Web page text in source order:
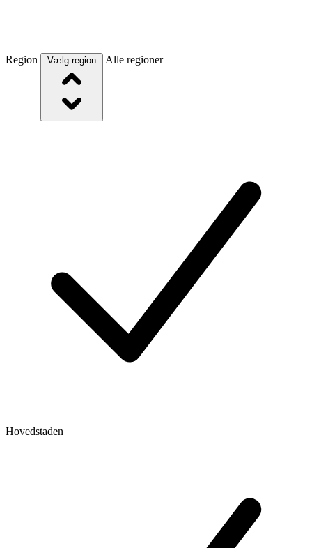
Region Vælg region Alle regioner
Hovedstaden